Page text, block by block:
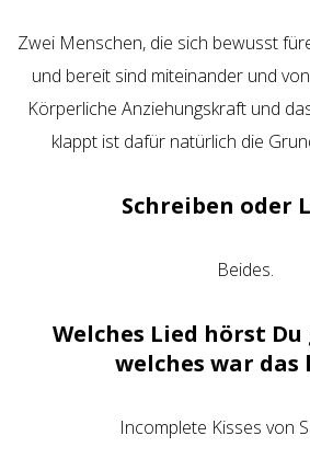
Zwei Menschen, die sich bewusst
und bereit sind miteinander und
Körperliche Anziehungskraft und
klappt ist dafür natürlich die
Schreiben oder
Beides.
Welches Lied hörst
welches war das
Incomplete Kisses von